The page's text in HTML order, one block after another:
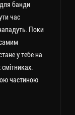
банди
час
Поки
у тебе на
частиною